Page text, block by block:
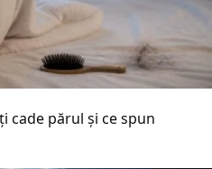
cade părul și ce spun